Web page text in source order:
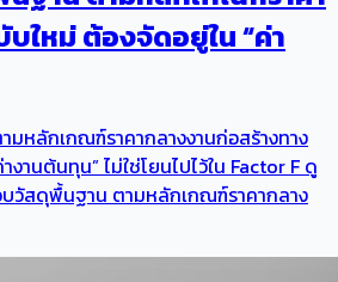
ใหม่ ต้องจัดอยู่ใน “ค่า
หลักเกณฑ์ราคากลางงานก่อสร้างทาง
านต้นทุน” ไม่ใช่โยนไปไว้ใน Factor F ดู
วัสดุพื้นฐาน ตามหลักเกณฑ์ราคากลาง